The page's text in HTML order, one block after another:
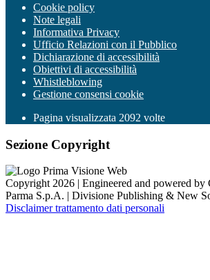
Cookie policy
Note legali
Informativa Privacy
Ufficio Relazioni con il Pubblico
Dichiarazione di accessibilità
Obiettivi di accessibilità
Whistleblowing
Gestione consensi cookie
Pagina visualizzata 2092 volte
Sezione Copyright
Copyright 2026 | Engineered and powered by
Parma S.p.A. | Divisione Publishing & New
Disclaimer trattamento dati personali